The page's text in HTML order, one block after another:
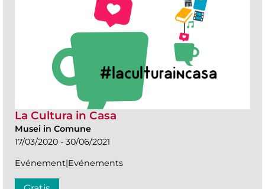
La Cultura in Casa
Musei in Comune
17/03/2020 - 30/06/2021
Evénement|Evénements